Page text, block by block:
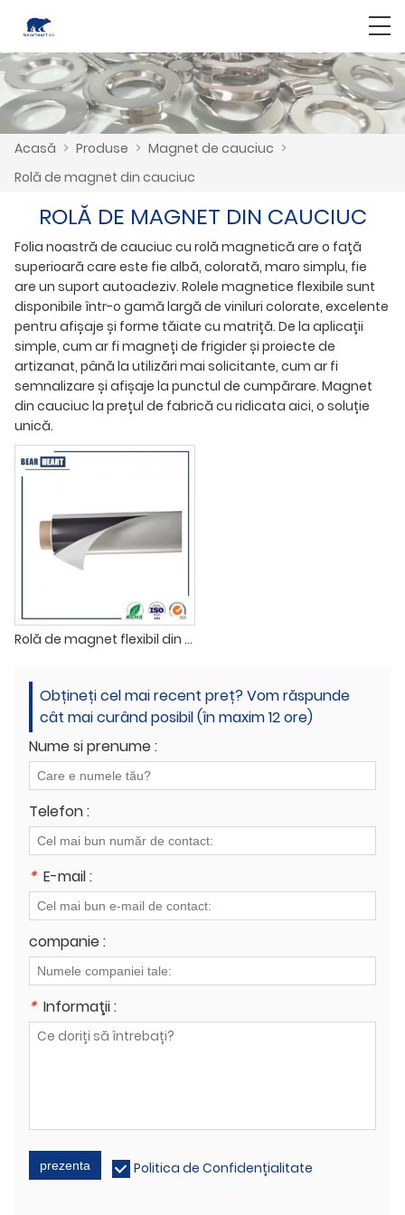
Acasă > Produse > Magnet de cauciuc >
Rolă de magnet din cauciuc
ROLĂ DE MAGNET DIN CAUCIUC
Folia noastră de cauciuc cu rolă magnetică are o față
superioară care este fie albă, colorată, maro simplu, fie
are un suport autoadeziv. Rolele magnetice flexibile sunt
disponibile într-o gamă largă de viniluri colorate, excelente
pentru afișaje și forme tăiate cu matriță. De la aplicații
simple, cum ar fi magneți de frigider și proiecte de
artizanat, până la utilizări mai solicitante, cum ar fi
semnalizare și afișaje la punctul de cumpărare. Magnet
din cauciuc la prețul de fabrică cu ridicata aici, o soluție
unică.
Rolă de magnet flexibil din cauciuc cu adeziv
Obțineți cel mai recent preț? Vom răspunde
cât mai curând posibil (în maxim 12 ore)
Nume si prenume :
Telefon :
* E-mail :
companie :
* Informaţii :
prezenta Politica de Confidențialitate